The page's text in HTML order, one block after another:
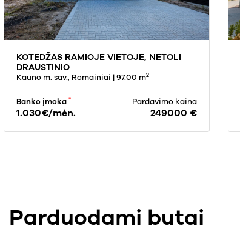
KOTEDŽAS RAMIOJE VIETOJE, NETOLI
DRAUSTINIO
Kauno m. sav., Romainiai | 97.00 m2
Banko įmoka *
1.030€/mėn.
Pardavimo kaina
249000 €
Parduodami butai